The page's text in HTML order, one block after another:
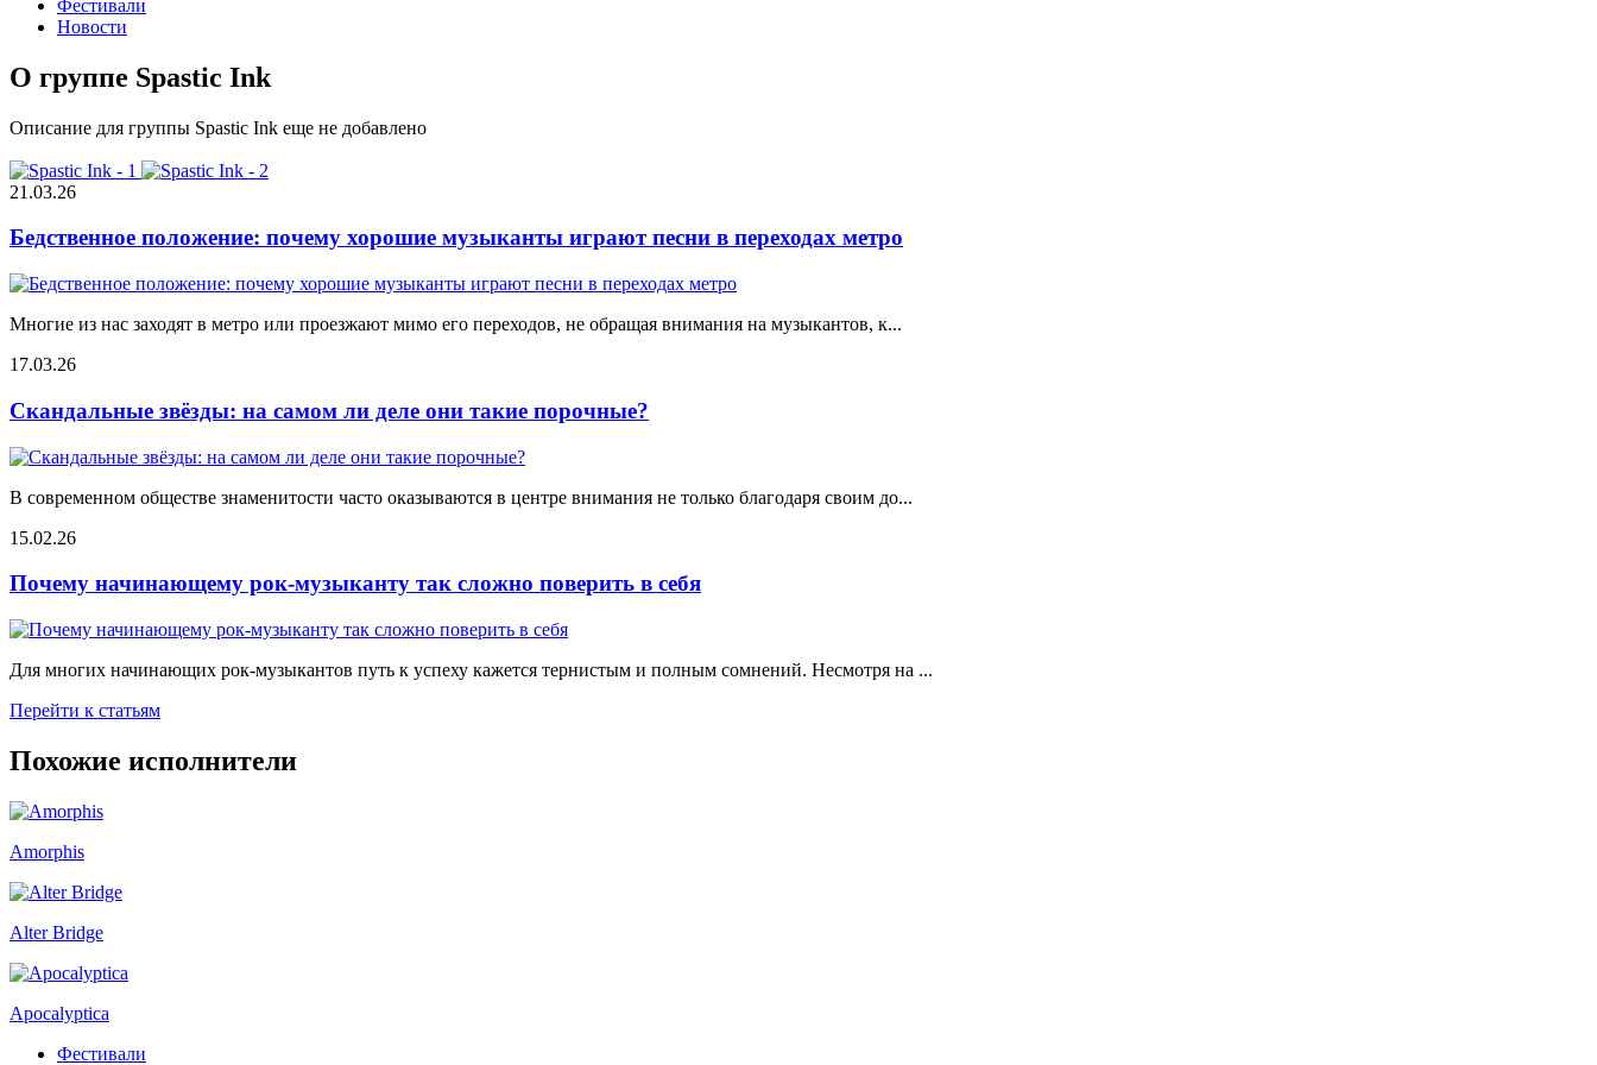
Фестивали
Новости
О группе Spastic Ink
Описание для группы Spastic Ink еще не добавлено
21.03.26
Бедственное положение: почему хорошие музыканты играют песни в переходах метро
Многие из нас заходят в метро или проезжают мимо его переходов, не обращая внимания на музыкантов, к...
17.03.26
Скандальные звёзды: на самом ли деле они такие порочные?
В современном обществе знаменитости часто оказываются в центре внимания не только благодаря своим до...
15.02.26
Почему начинающему рок-музыканту так сложно поверить в себя
Для многих начинающих рок-музыкантов путь к успеху кажется тернистым и полным сомнений. Несмотря на ...
Перейти к статьям
Похожие исполнители
Amorphis
Alter Bridge
Apocalyptica
Фестивали